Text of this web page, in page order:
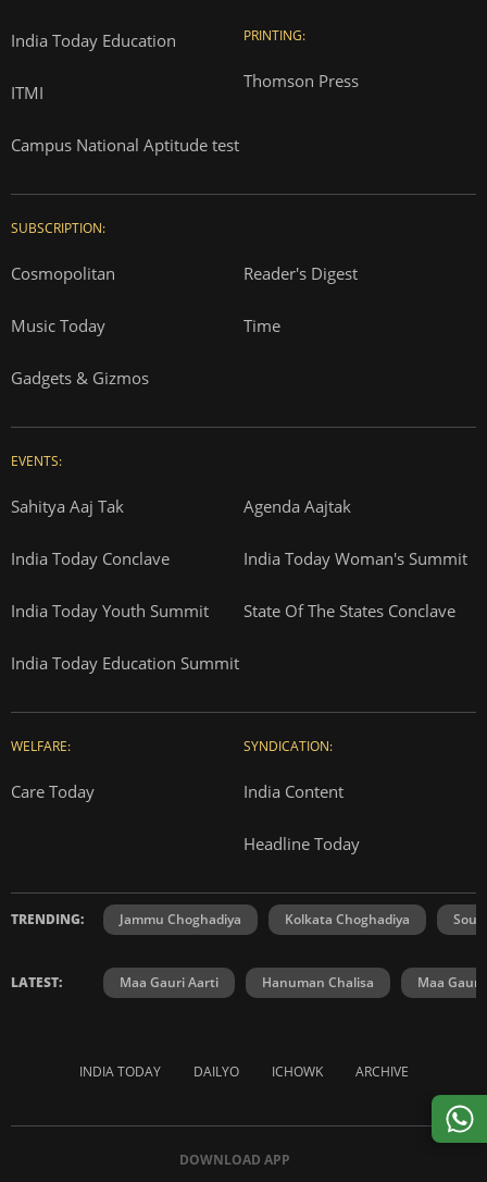
India Today Education
ITMI
Campus National Aptitude test
PRINTING:
Thomson Press
SUBSCRIPTION:
Cosmopolitan Reader's Digest
Music Today Time
Gadgets & Gizmos
EVENTS:
Sahitya Aaj Tak Agenda Aajtak
India Today Conclave India Today Woman's Summit
India Today Youth Summit State Of The States Conclave
India Today Education Summit
WELFARE:
Care Today
SYNDICATION:
India Content
Headline Today
TRENDING: Jammu Choghadiya Kolkata Choghadiya
LATEST: Maa Gauri Aarti Hanuman Chalisa Maa Gauri
INDIA TODAY DAILYO ICHOWK ARCHIVE
DOWNLOAD APP